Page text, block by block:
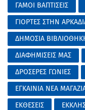
ΓΑΜΟΙ ΒΑΠΤΙΣΕΙΣ
ΓΙΟΡΤΕΣ ΣΤΗΝ
ΔΗΜΟΣΙΑ
ΔΙΑΦΗΜΙΣΕΙΣ ΜΑΣ
ΔΡΟΣΕΡΕΣ ΓΩΝΙΕΣ
ΕΓΚΑΙΝΙΑ ΝΕΑ
ΕΚΘΕΣΕΙΣ